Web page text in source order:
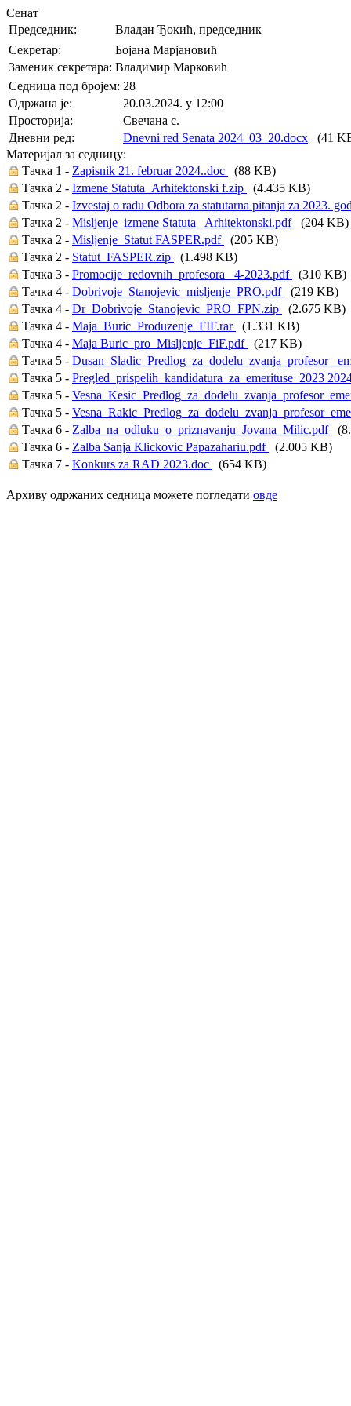
Сенат
Председник:
Владан Ђокић, председник
Секретар:
Бојана Марјановић
Заменик секретара: Владимир Марковић
Седница под бројем: 28
Oдржана je:
20.03.2024. у 12:00
Просторија:
Свечана с.
Дневни ред:
Dnevni red Senata 2024_03_20.docx (41
Материјал за седницу:
Тачка 1 - Zapisnik 21. februar 2024..doc
(88 KB)
Тачка 2 - Izmene Statuta_Arhitektonski f.zip
(4.435 KB)
Тачка 2 - Izvestaj o radu Odbora za statutarna pitanja za 2023.
Тачка 2 - Misljenje_izmene Statuta_ Arhitektonski.pdf
(204 KB)
Тачка 2 - Misljenje_Statut FASPER.pdf
(205 KB)
Тачка 2 - Statut_FASPER.zip
(1.498 KB)
Тачка 3 - Promocije_redovnih_profesora_ 4-2023.pdf
(310 KB)
Тачка 4 - Dobrivoje_Stanojevic_misljenje_PRO.pdf
(219 KB)
Тачка 4 - Dr_Dobrivoje_Stanojevic_PRO_FPN.zip
(2.675 KB)
Тачка 4 - Maja_Buric_Produzenje_FIF.rar
(1.331 KB)
Тачка 4 - Maja Buric_pro_Misljenje_FiF.pdf
(217 KB)
Тачка 5 - Dusan_Sladic_Predlog_za_dodelu_zvanja_profesor_
Тачка 5 - Pregled_prispelih_kandidatura_za_emerituse_2023
Тачка 5 -
Тачка 5 -
Тачка 6 - Zalba_na_odluku_o_priznavanju_Jovana_Milic.pdf
Тачка 6 - Zalba Sanja Klickovic Papazahariu.pdf
(2.005 KB)
Тачка 7 - Konkurs za RAD 2023.doc (654 KB)
Архиву одржаних седница можете погледати овде